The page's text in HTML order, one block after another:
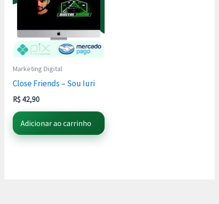
Marketing Digital
Close Friends – Sou Iuri
R$ 42,90
Adicionar ao carrinho